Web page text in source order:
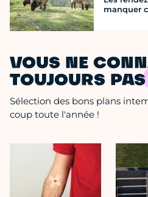
manquer
VOUS NE
TOUJOURS
Sélection des bons plans
coup toute l'année !